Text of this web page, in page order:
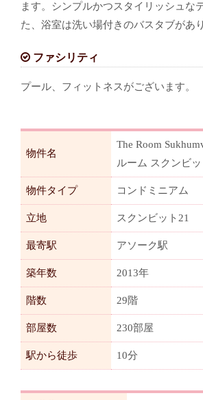
ます。シンプルかつスタイリッシュな
た、浴室は洗い場付きのバスタブがあ
ファシリティ
プール、フィットネスがございます。
物件名
The Room
ルーム スクンビッ
物件タイプ コンドミニアム
立地 スクンビット21
最寄駅 アソーク駅
築年数 2013年
階数 29階
部屋数 230部屋
駅から徒歩 10分